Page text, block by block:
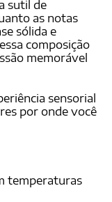
sutil de
as notas
sólida e
composição
memorável
sensorial
por onde você
temperaturas